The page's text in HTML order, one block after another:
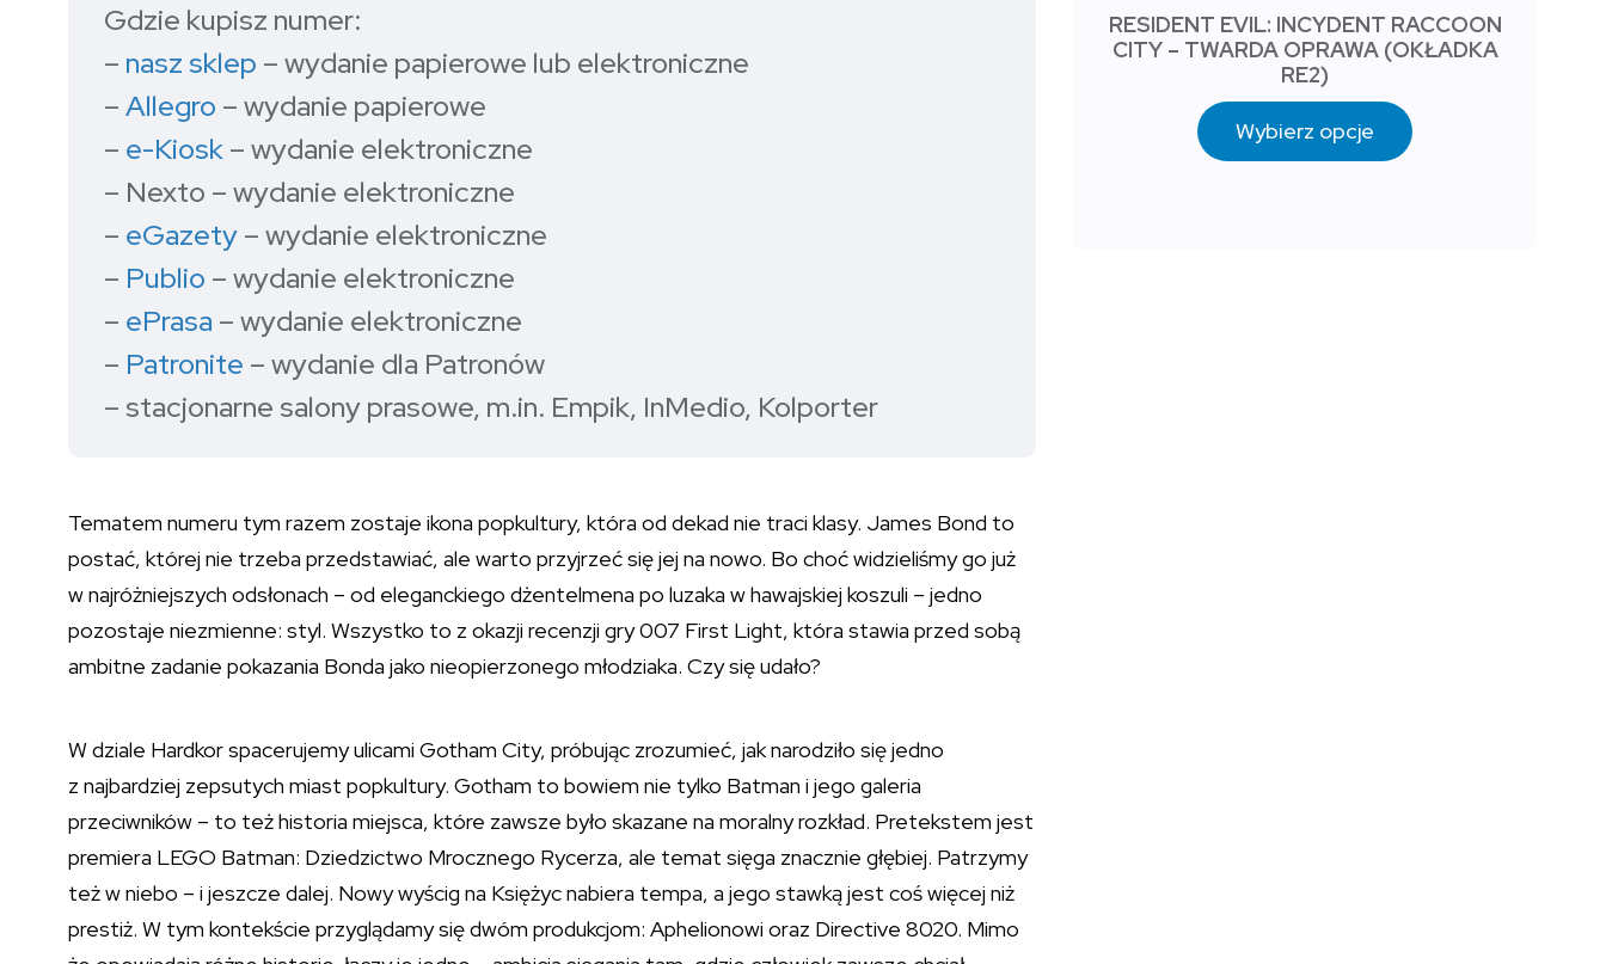
Gdzie kupisz numer:
– nasz sklep – wydanie papierowe lub elektroniczne
–Allegro – wydanie papierowe
– e-Kiosk– wydanie elektroniczne
– Nexto – wydanie elektroniczne
– eGazety– wydanie elektroniczne
– Publio – wydanie elektroniczne
– ePrasa – wydanie elektroniczne
– Patronite – wydanie dla Patronów
– stacjonarne salony prasowe, m.in. Empik, InMedio, Kolporter
Tematem numeru tym razem zostaje ikona popkultury, która od dekad nie traci klasy. James Bond to
postać, której nie trzeba przedstawiać, ale warto przyjrzeć się jej na nowo. Bo choć widzieliśmy go już
w najróżniejszych odsłonach – od eleganckiego dżentelmena po luzaka w hawajskiej koszuli – jedno
pozostaje niezmienne: styl. Wszystko to z okazji recenzji gry 007 First Light, która stawia przed sobą
ambitne zadanie pokazania Bonda jako nieopierzonego młodziaka. Czy się udało?
W dziale Hardkor spacerujemy ulicami Gotham City, próbując zrozumieć, jak narodziło się jedno
z najbardziej zepsutych miast popkultury. Gotham to bowiem nie tylko Batman i jego galeria
przeciwników – to też historia miejsca, które zawsze było skazane na moralny rozkład. Pretekstem jest
premiera LEGO Batman: Dziedzictwo Mrocznego Rycerza, ale temat sięga znacznie głębiej. Patrzymy
też w niebo – i jeszcze dalej. Nowy wyścig na Księżyc nabiera tempa, a jego stawką jest coś więcej niż
prestiż. W tym kontekście przyglądamy się dwóm produkcjom: Aphelionowi oraz Directive 8020. Mimo
RESIDENT EVIL: INCYDENT RACCOON
CITY – TWARDA OPRAWA (OKŁADKA
RE2)
Wybierz opcje